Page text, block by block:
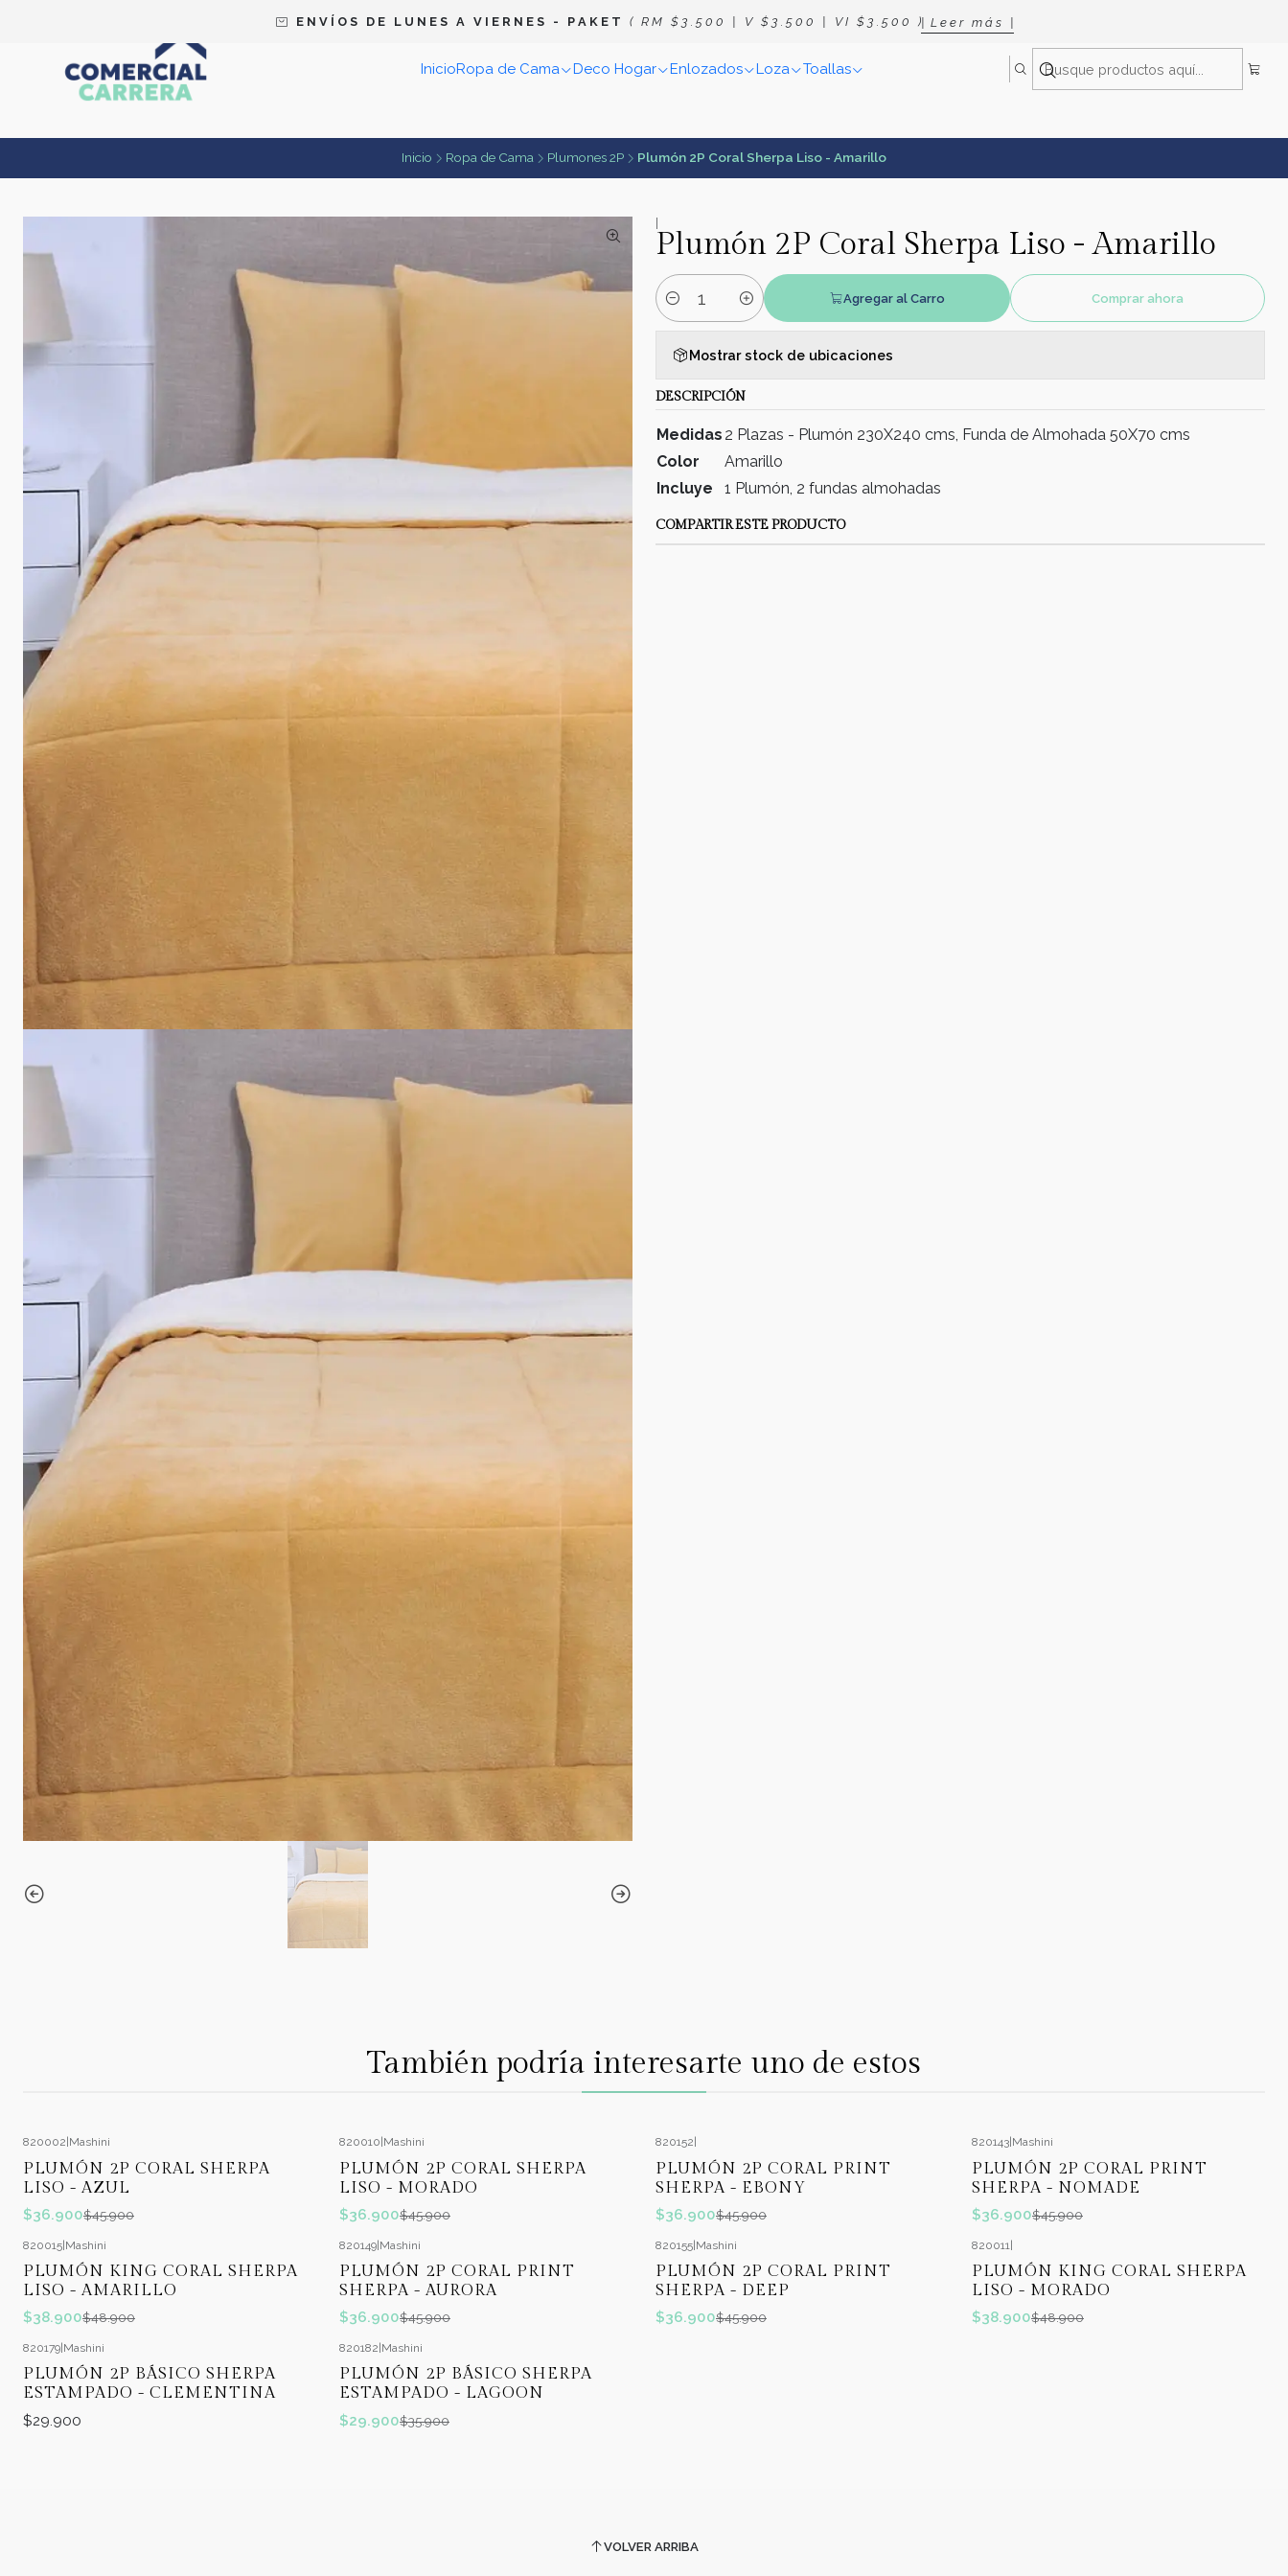
InicioRopa de Cama Deco Hogar Enlozados Loza Toallas
E N V Í O S D E L U N E S A V I E R N E S - P A K E T ( R M $ 3 . 5 0 0 | V $ 3 . 5 0 0 | V I $ 3 . 5 0 0 )| L e e r m á s |
Inicio Ropa de Cama Plumones 2P Plumón 2P Coral Sherpa Liso - Amarillo
|
Plumón 2P Coral Sherpa Liso - Amarillo
Cantidad
Agregar al Carro Comprar ahora
Mostrar stock de ubicaciones
DESCRIPCIÓN
Medidas 2 Plazas - Plumón 230X240 cms, Funda de Almohada 50X70 cms
Color
Amarillo
Incluye
1 Plumón, 2 fundas almohadas
COMPARTIR ESTE PRODUCTO
También podría interesarte uno de estos
820002 Mashini
PLUMÓN 2P CORAL SHERPA
LISO - AZUL
$36.900$45.900
820010 Mashini
PLUMÓN 2P CORAL SHERPA
LISO - MORADO
$36.900$45.900
820152
PLUMÓN 2P CORAL PRINT
SHERPA - EBONY
$36.900$45.900
820143 Mashini
PLUMÓN 2P CORAL PRINT
SHERPA - NOMADE
$36.900$45.900
OFF
820015|Mashini
PLUMÓN KING CORAL SHERPA
LISO - AMARILLO
$38.900$48.900
OFF
820149|Mashini
PLUMÓN 2P CORAL PRINT
SHERPA - AURORA
$36.900$45.900
OFF
820155|Mashini
PLUMÓN 2P CORAL PRINT
SHERPA - DEEP
$36.900$45.900
OFF
820011|
PLUMÓN KING CORAL SHERPA
LISO - MORADO
$38.900$48.900
820179 Mashini
PLUMÓN 2P BÁSICO SHERPA
ESTAMPADO - CLEMENTINA
$29.900
OFF
820182 Mashini
PLUMÓN 2P BÁSICO SHERPA
ESTAMPADO - LAGOON
$29.900$35.900
VOLVER ARRIBA